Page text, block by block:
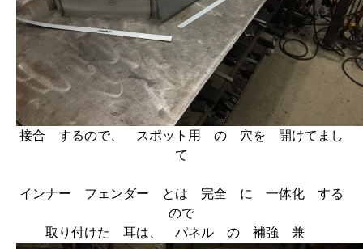
接合 するので、 スポット用 の 穴を 開けてまし
て
インナー フェンダー とは 完全 に 一体化 する
ので
取り付けた 耳は、 パネル の 補強 兼